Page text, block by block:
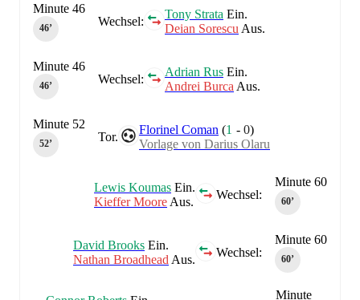
Wechsel:
Tony Strata Ein.
Deian Sorescu Aus.
Minute 46
46‎’‎
Wechsel:
Adrian Rus Ein.
Andrei Burca Aus.
Minute 46
46‎’‎
Tor.
Florinel Coman (1 -0)
Vorlage von Darius Olaru
Minute 52
52‎’‎
Minute 60
60‎’‎
Wechsel:
Lewis Koumas Ein.
Kieffer Moore Aus.
Minute 60
60‎’‎
Wechsel:
David Brooks Ein.
Nathan Broadhead Aus.
Minute